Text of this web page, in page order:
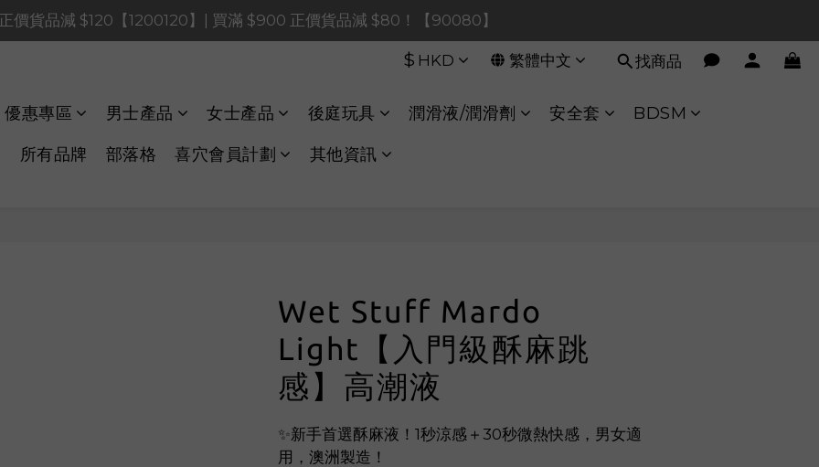
價貨品減 $120【1200120】| 買滿 $900 正價貨品減 $80！【90080】
價貨品減 $120【1200120】| 買滿 $900 正價貨品減 $80！【90080】
正價貨品減 $40【60040】| 買滿 $400 正價貨品減 $20【40020】
Payments FPS將於 2026 年 8 月 9 日（日）凌晨 01:00 至 11:00 暫停交易
價貨品減 $120【1200120】| 買滿 $900 正價貨品減 $80！【90080】
$ HKD 繁體中文 找商品
優惠專區 男士產品 女士產品 後庭玩具 潤滑液/潤滑劑 安全套 BDSM
所有品牌 部落格 喜穴會員計劃 其他資訊
Wet Stuff Mardo
Light【入門級酥麻跳
感】高潮液
✨新手首選酥麻液！1秒涼感＋30秒微熱快感，男女適
用，澳洲製造！